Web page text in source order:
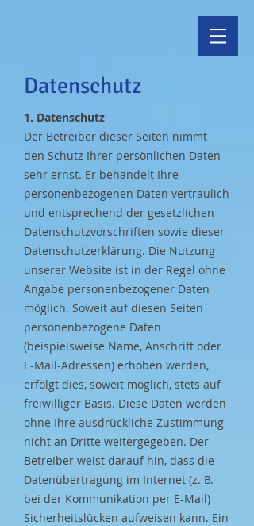
Datenschutz
1. Datenschutz
​Der Betreiber dieser Seiten nimmt
den Schutz Ihrer persönlichen Daten
sehr ernst. Er behandelt Ihre
personenbezogenen Daten vertraulich
und entsprechend der gesetzlichen
Datenschutzvorschriften sowie dieser
Datenschutzerklärung. Die Nutzung
unserer Website ist in der Regel ohne
Angabe personenbezogener Daten
möglich. Soweit auf diesen Seiten
personenbezogene Daten
(beispielsweise Name, Anschrift oder
E-Mail-Adressen) erhoben werden,
erfolgt dies, soweit möglich, stets auf
freiwilliger Basis. Diese Daten werden
ohne Ihre ausdrückliche Zustimmung
nicht an Dritte weitergegeben. Der
Betreiber weist darauf hin, dass die
Datenübertragung im Internet (z. B.
bei der Kommunikation per E-Mail)
Sicherheitslücken aufweisen kann. Ein